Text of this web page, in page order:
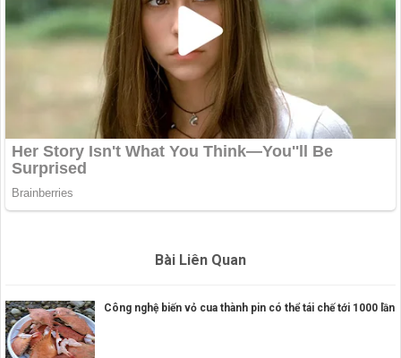
Bài Liên Quan
Công nghệ biến vỏ cua thành pin có thể tái chế tới 1000 lần